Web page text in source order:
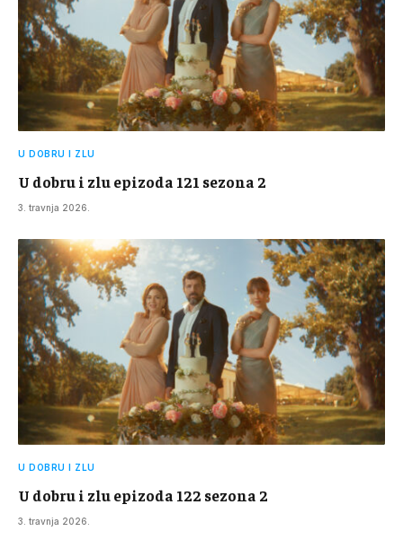
U DOBRU I ZLU
U dobru i zlu epizoda 121 sezona 2
3. travnja 2026.
U DOBRU I ZLU
U dobru i zlu epizoda 122 sezona 2
3. travnja 2026.